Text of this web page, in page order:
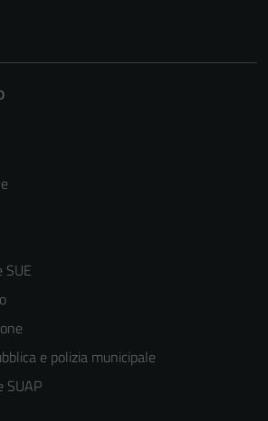
e polizia municipale
SUAP